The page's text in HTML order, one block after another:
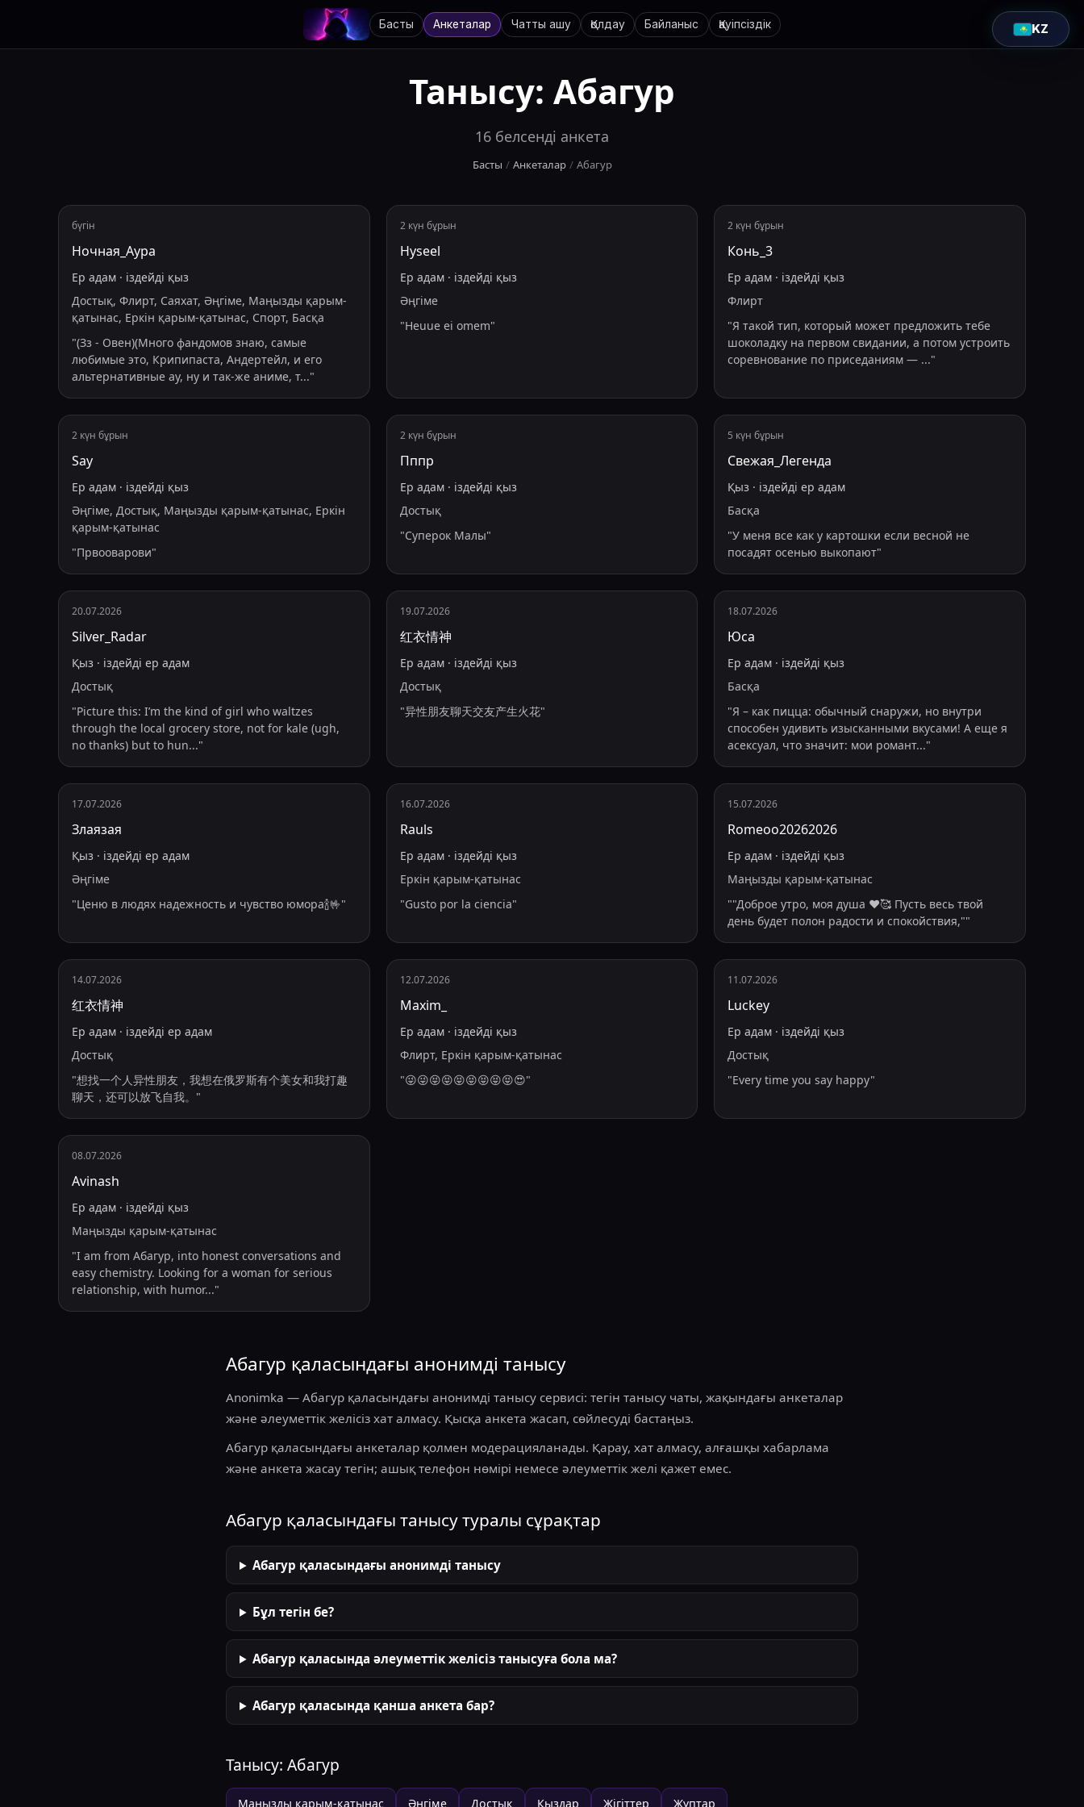
Басты Анкеталар Чатты ашу Қолдау Байланыс Қауіпсіздік KZ
Танысу: Абагур
16 белсенді анкета
Басты / Анкеталар / Абагур
бүгін
Ночная_Аура
Ер адам · іздейді қыз
Достық, Флирт, Саяхат, Әңгіме, Маңызды қарым-
қатынас, Еркін қарым-қатынас, Спорт, Басқа
"(Зз - Овен)(Много фандомов знаю, самые
любимые это, Крипипаста, Андертейл, и его
альтернативные ау, ну и так-же аниме, т..."
2 күн бұрын
Hyseel
Ер адам· іздейді қыз
Әңгіме
"Heuue ei omem"
2 күн бұрын
Конь_3
Ер адам · іздейді қыз
Флирт
"Я такой тип, который может предложить тебе
шоколадку на первом свидании, а потом устроить
соревнование по приседаниям — ..."
2 күн бұрын
Say
Ер адам · іздейді қыз
Әңгіме, Достық, Маңызды қарым-қатынас, Еркін
қарым-қатынас
"Првооварови"
2 күн бұрын
Пппр
Ер адам· іздейді қыз
Достық
"Суперок Малы"
5 күн бұрын
Свежая_Легенда
Қыз · іздейді ер адам
Басқа
"У меня все как у картошки если весной не
посадят осенью выкопают"
20.07.2026
Silver_Radar
Қыз · іздейді ер адам
Достық
"Picture this: I’m the kind of girl who waltzes
through the local grocery store, not for kale (ugh,
no thanks) but to hun..."
19.07.2026
红衣情神
Ер адам· іздейді қыз
Достық
"异性朋友聊天交友产生火花"
18.07.2026
Юса
Ер адам · іздейді қыз
Басқа
"Я – как пицца: обычный снаружи, но внутри
способен удивить изысканными вкусами! А еще я
асексуал, что значит: мои романт..."
17.07.2026
Злаязая
Қыз · іздейді ер адам
Әңгіме
"Ценю в людях надежность и чувство юмора🍾🤟"
16.07.2026
Rauls
Ер адам· іздейді қыз
Еркін қарым-қатынас
"Gusto por la ciencia"
15.07.2026
Romeoo20262026
Ер адам · іздейді қыз
Маңызды қарым-қатынас
""Доброе утро, моя душа ❤️🥰 Пусть весь твой
день будет полон радости и спокойствия,""
14.07.2026
红衣情神
Ер адам · іздейді ер адам
Достық
"想找一个人异性朋友，我想在俄罗斯有个美女和我打趣
聊天，还可以放飞自我。 "
12.07.2026
Maxim_
Ер адам· іздейді қыз
Флирт, Еркін қарым-қатынас
"😜😜😝😝😝😝😝😝😝😍"
11.07.2026
Luckey
Ер адам · іздейді қыз
Достық
"Every time you say happy"
08.07.2026
Avinash
Ер адам · іздейді қыз
Маңызды қарым-қатынас
"I am from Абагур, into honest conversations and
easy chemistry. Looking for a woman for serious
relationship, with humor..."
Абагур қаласындағы анонимді танысу
Anonimka — Абагур қаласындағы анонимді танысу сервисі: тегін танысу чаты, жақындағы анкеталар
және әлеуметтік желісіз хат алмасу. Қысқа анкета жасап, сөйлесуді бастаңыз.
Абагур қаласындағы анкеталар қолмен модерацияланады. Қарау, хат алмасу, алғашқы хабарлама
және анкета жасау тегін; ашық телефон нөмірі немесе әлеуметтік желі қажет емес.
Абагур қаласындағы танысу туралы сұрақтар
Абагур қаласындағы анонимді танысу
Бұл тегін бе?
Абагур қаласында әлеуметтік желісіз танысуға бола ма?
Абагур қаласында қанша анкета бар?
Танысу: Абагур
Маңызды қарым-қатынас Әңгіме Достық Қыздар Жігіттер Жұптар